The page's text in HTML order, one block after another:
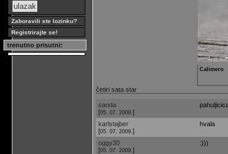
Zaboravili ste lozinku?
Registrirajte se!
trenutno prisutni:
Calimero
četiri sata star
sanda
[05. 07. 2009. ]
karlstajber
[05. 07. 2009. ]
hvala
oggy30
[05. 07. 2009. ]
:)))